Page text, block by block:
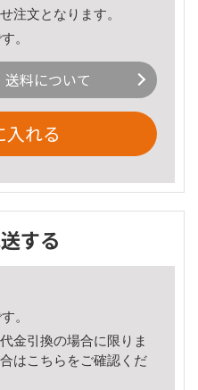
注文となります。
。
料について
入れる
する
。
金引換の場合に限りま
はこちら をご確認くだ